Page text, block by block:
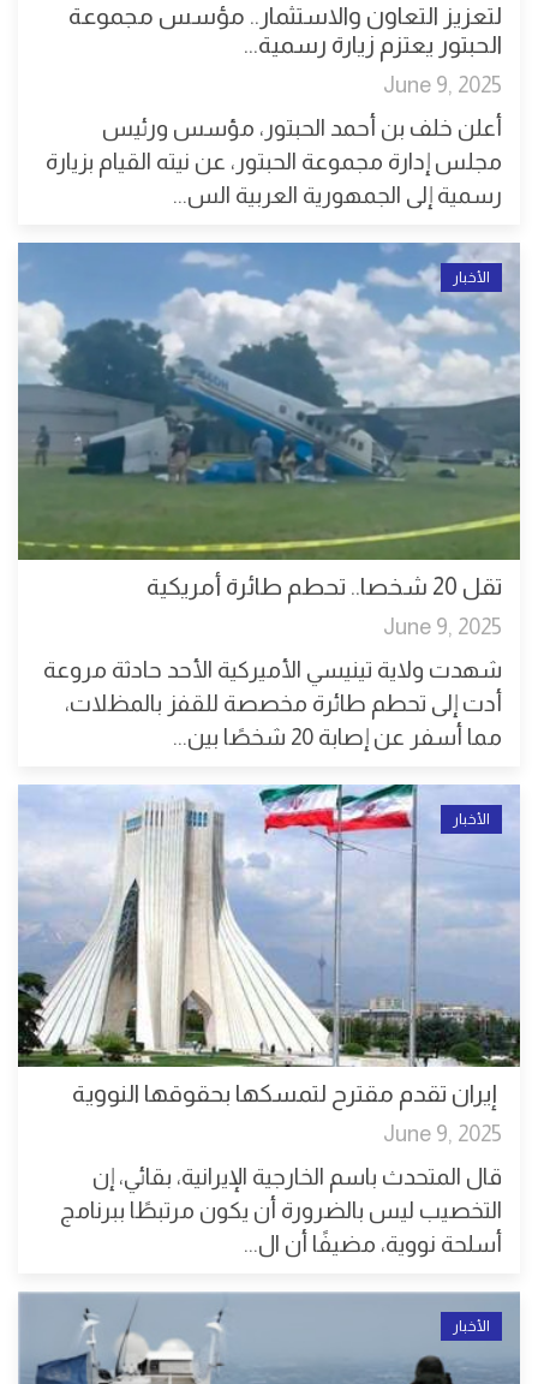
لتعزيز التعاون والاستثمار.. مؤسس مجموعة
الحبتور يعتزم زيارة رسمية...
June 9, 2025
أعلن خلف بن أحمد الحبتور، مؤسس ورئيس
مجلس إدارة مجموعة الحبتور، عن نيته القيام بزيارة
رسمية إلى الجمهورية العربية الس...
الأخبار
تقل 20 شخصا.. تحطم طائرة أمريكية
June 9, 2025
شهدت ولاية تينيسي الأميركية الأحد حادثة مروعة
أدت إلى تحطم طائرة مخصصة للقفز بالمظلات،
مما أسفر عن إصابة 20 شخصًا بين...
الأخبار
إيران تقدم مقترح لتمسكها بحقوقها النووية
June 9, 2025
قال المتحدث باسم الخارجية الإيرانية، بقائي، إن
التخصيب ليس بالضرورة أن يكون مرتبطًا ببرنامج
أسلحة نووية، مضيفًا أن ال...
الأخبار